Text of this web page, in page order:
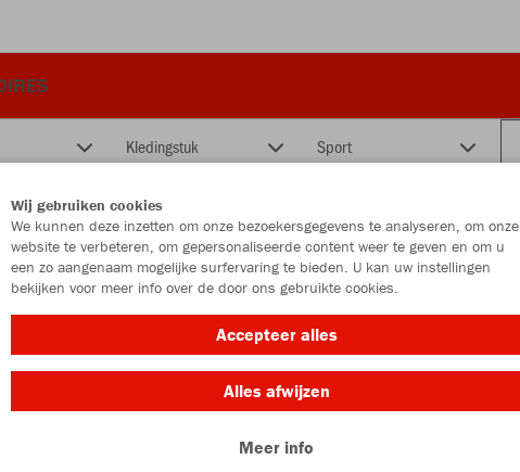
Kledingstuk Sport
Wij gebruiken cookies
We kunnen deze inzetten om onze bezoekersgegevens te analyseren, om onze
website te verbeteren, om gepersonaliseerde content weer te geven en om u
een zo aangenaam mogelijke surfervaring te bieden. U kan uw instellingen
bekijken voor meer info over de door ons gebruikte cookies.
Accepteer alles
Alles afwijzen
Meer info